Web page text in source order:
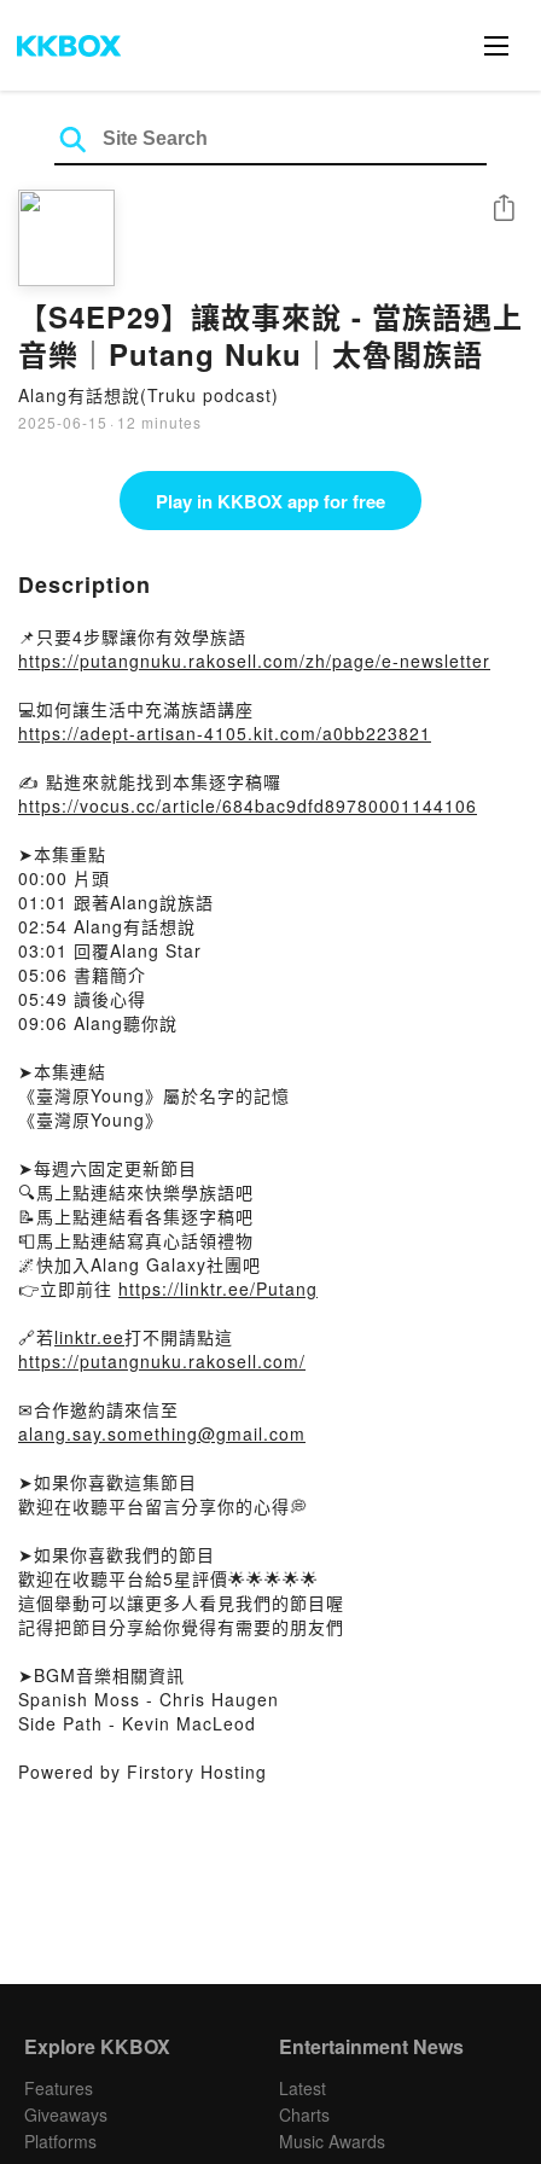
【S4EP29】讓故事來說 - 當族語遇上
音樂｜Putang Nuku｜太魯閣族語
Alang有話想說(Truku podcast)
2025-06-15 · 12 minutes
Share
Play in KKBOX app for free
Description
📌只要4步驟讓你有效學族語
https://putangnuku.rakosell.com/zh/page/e-newsletter
💻如何讓生活中充滿族語講座
https://adept-artisan-4105.kit.com/a0bb223821
✍ 點進來就能找到本集逐字稿囉
https://vocus.cc/article/684bac9dfd89780001144106
➤本集重點
00:00 片頭
01:01 跟著Alang說族語
02:54 Alang有話想說
03:01 回覆Alang Star
05:06 書籍簡介
05:49 讀後心得
09:06 Alang聽你說
➤本集連結
《臺灣原Young》屬於名字的記憶
《臺灣原Young》
➤每週六固定更新節目
🔍馬上點連結來快樂學族語吧
📝馬上點連結看各集逐字稿吧
📮馬上點連結寫真心話領禮物
🌌快加入Alang Galaxy社團吧
👉立即前往 https://linktr.ee/Putang
🔗若linktr.ee打不開請點這
https://putangnuku.rakosell.com/
✉合作邀約請來信至
alang.say.something@gmail.com
➤如果你喜歡這集節目
歡迎在收聽平台留言分享你的心得💭
➤如果你喜歡我們的節目
歡迎在收聽平台給5星評價🌟🌟🌟🌟🌟
這個舉動可以讓更多人看見我們的節目喔
記得把節目分享給你覺得有需要的朋友們
➤BGM音樂相關資訊
Spanish Moss - Chris Haugen
Side Path - Kevin MacLeod
Powered by Firstory Hosting
Explore KKBOX
Features
Giveaways
Platforms
Entertainment News
Latest
Charts
Music Awards